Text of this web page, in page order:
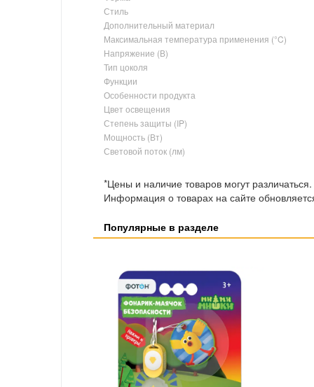
Стиль
Дополнительный материал
Максимальная температура применения (°C)
Напряжение (В)
Тип цоколя
Функции
Особенности продукта
Цвет освещения
Степень защиты (IP)
Мощность (Вт)
Световой поток (лм)
*Цены и наличие товаров могут
Информация о товарах на сайте
Популярные в разделе